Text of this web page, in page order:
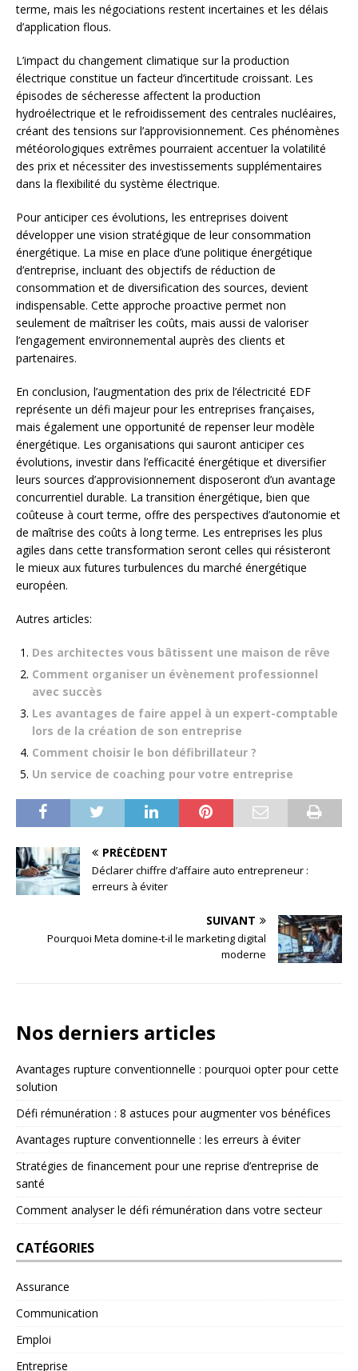
terme, mais les négociations restent incertaines et les délais
d’application flous.
L’impact du changement climatique sur la production
électrique constitue un facteur d’incertitude croissant. Les
épisodes de sécheresse affectent la production
hydroélectrique et le refroidissement des centrales nucléaires,
créant des tensions sur l’approvisionnement. Ces phénomènes
météorologiques extrêmes pourraient accentuer la volatilité
des prix et nécessiter des investissements supplémentaires
dans la flexibilité du système électrique.
Pour anticiper ces évolutions, les entreprises doivent
développer une vision stratégique de leur consommation
énergétique. La mise en place d’une politique énergétique
d’entreprise, incluant des objectifs de réduction de
consommation et de diversification des sources, devient
indispensable. Cette approche proactive permet non
seulement de maîtriser les coûts, mais aussi de valoriser
l’engagement environnemental auprès des clients et
partenaires.
En conclusion, l’augmentation des prix de l’électricité EDF
représente un défi majeur pour les entreprises françaises,
mais également une opportunité de repenser leur modèle
énergétique. Les organisations qui sauront anticiper ces
évolutions, investir dans l’efficacité énergétique et diversifier
leurs sources d’approvisionnement disposeront d’un avantage
concurrentiel durable. La transition énergétique, bien que
coûteuse à court terme, offre des perspectives d’autonomie et
de maîtrise des coûts à long terme. Les entreprises les plus
agiles dans cette transformation seront celles qui résisteront
le mieux aux futures turbulences du marché énergétique
européen.
Autres articles:
Des architectes vous bâtissent une maison de rêve
Comment organiser un évènement professionnel
avec succès
Les avantages de faire appel à un expert-comptable
lors de la création de son entreprise
Comment choisir le bon défibrillateur ?
Un service de coaching pour votre entreprise
PRÉCÉDENT
Déclarer chiffre d’affaire auto entrepreneur :
erreurs à éviter
SUIVANT
Pourquoi Meta domine-t-il le marketing digital
moderne
Nos derniers articles
Avantages rupture conventionnelle : pourquoi opter pour cette
solution
Défi rémunération : 8 astuces pour augmenter vos bénéfices
Avantages rupture conventionnelle : les erreurs à éviter
Stratégies de financement pour une reprise d’entreprise de
santé
Comment analyser le défi rémunération dans votre secteur
CATÉGORIES
Assurance
Communication
Emploi
Entreprise